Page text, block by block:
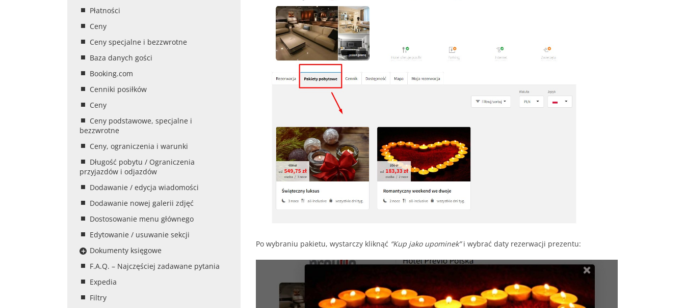
Płatności
Ceny
Ceny specjalne i bezzwrotne
Baza danych gości
Booking.com
Cenniki posiłków
Ceny
Ceny podstawowe, specjalne i
bezzwrotne
Ceny, ograniczenia i warunki
Długość pobytu / Ograniczenia
przyjazdów i odjazdów
Dodawanie / edycja wiadomości
Dodawanie nowej galerii zdjęć
Dostosowanie menu głównego
Edytowanie / usuwanie sekcji
Dokumenty księgowe
F.A.Q. – Najczęściej zadawane pytania
Expedia
Filtry
Po wybraniu pakietu, wystarczy kliknąć “Kup jako upominek”i wybrać daty rezerwacji prezentu: